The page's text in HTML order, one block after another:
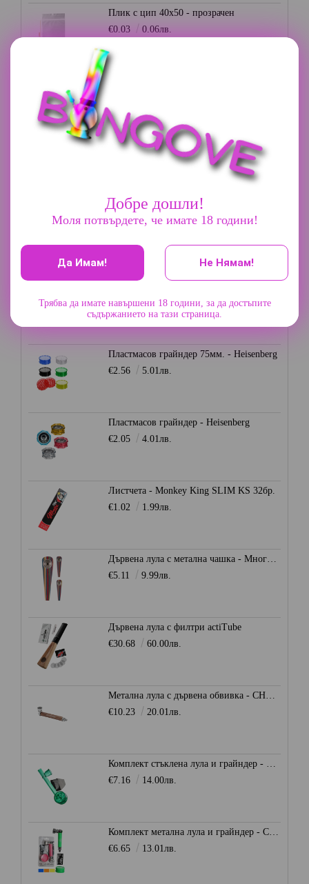
Плик с цип 40х50 - прозрачен
€0.03
0.06лв.
Плик с цип 35х35 - прозрачен
Плик с цип 70х85 - прозрачен
Грайндер 3 части - Champ High
€7.67
15.00лв.
Пластмасов грайндер 75мм. - Heisenberg
€2.56
5.01лв.
Пластмасов грайндер - Heisenberg
€2.05
4.01лв.
Листчета - Monkey King SLIM KS 32бр.
€1.02
1.99лв.
Дървена лула с метална чашка - Многоцветна
€5.11
9.99лв.
Дървена лула с филтри actiTube
€30.68
60.00лв.
Метална лула с дървена обвивка - CHAMP HIGH
€10.23
20.01лв.
€7.16
14.00лв.
Комплект метална лула и грайндер - CHAMP HIGH
€6.65
13.01лв.
Добре дошли!
Моля потвърдете, че имате 18 години!
Да Имам! Не Нямам!
Трябва да имате навършени 18 години, за да достъпите
съдържанието на тази страница.